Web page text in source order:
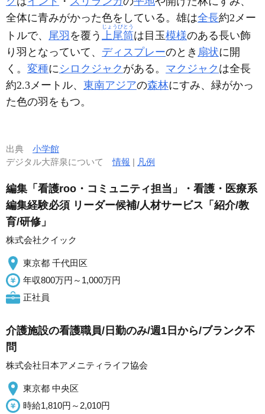
全体に青みがかった色をしている。雄は全長約2メー
トルで、 尾羽 を覆う 上尾筒
じょうびとう
は目玉模様のある長い飾
り羽となっていて、 ディスプレーのとき 扇状に開
く。 変種にシロクジャク がある。 マクジャク は全長
約2.3メートル、 東南アジアの森林にすみ、緑がかっ
た色の羽をもつ。
出典 小学館
デジタル大辞泉について情報 | 凡例
編集「看護roo・コミュニティ担当」・看護・医療系
編集経験必須 リーダー候補/人材サービス「紹介/教
育/研修」
株式会社クイック
東京都 千代田区
年収800万円～1,000万円
正社員
介護施設の看護職員/日勤のみ/週1日から/ブランク不
問
株式会社日本アメニティライフ協会
東京都 中央区
時給1,810円～2,010円